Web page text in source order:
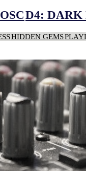
D4: DARK
HIDDEN GEMS